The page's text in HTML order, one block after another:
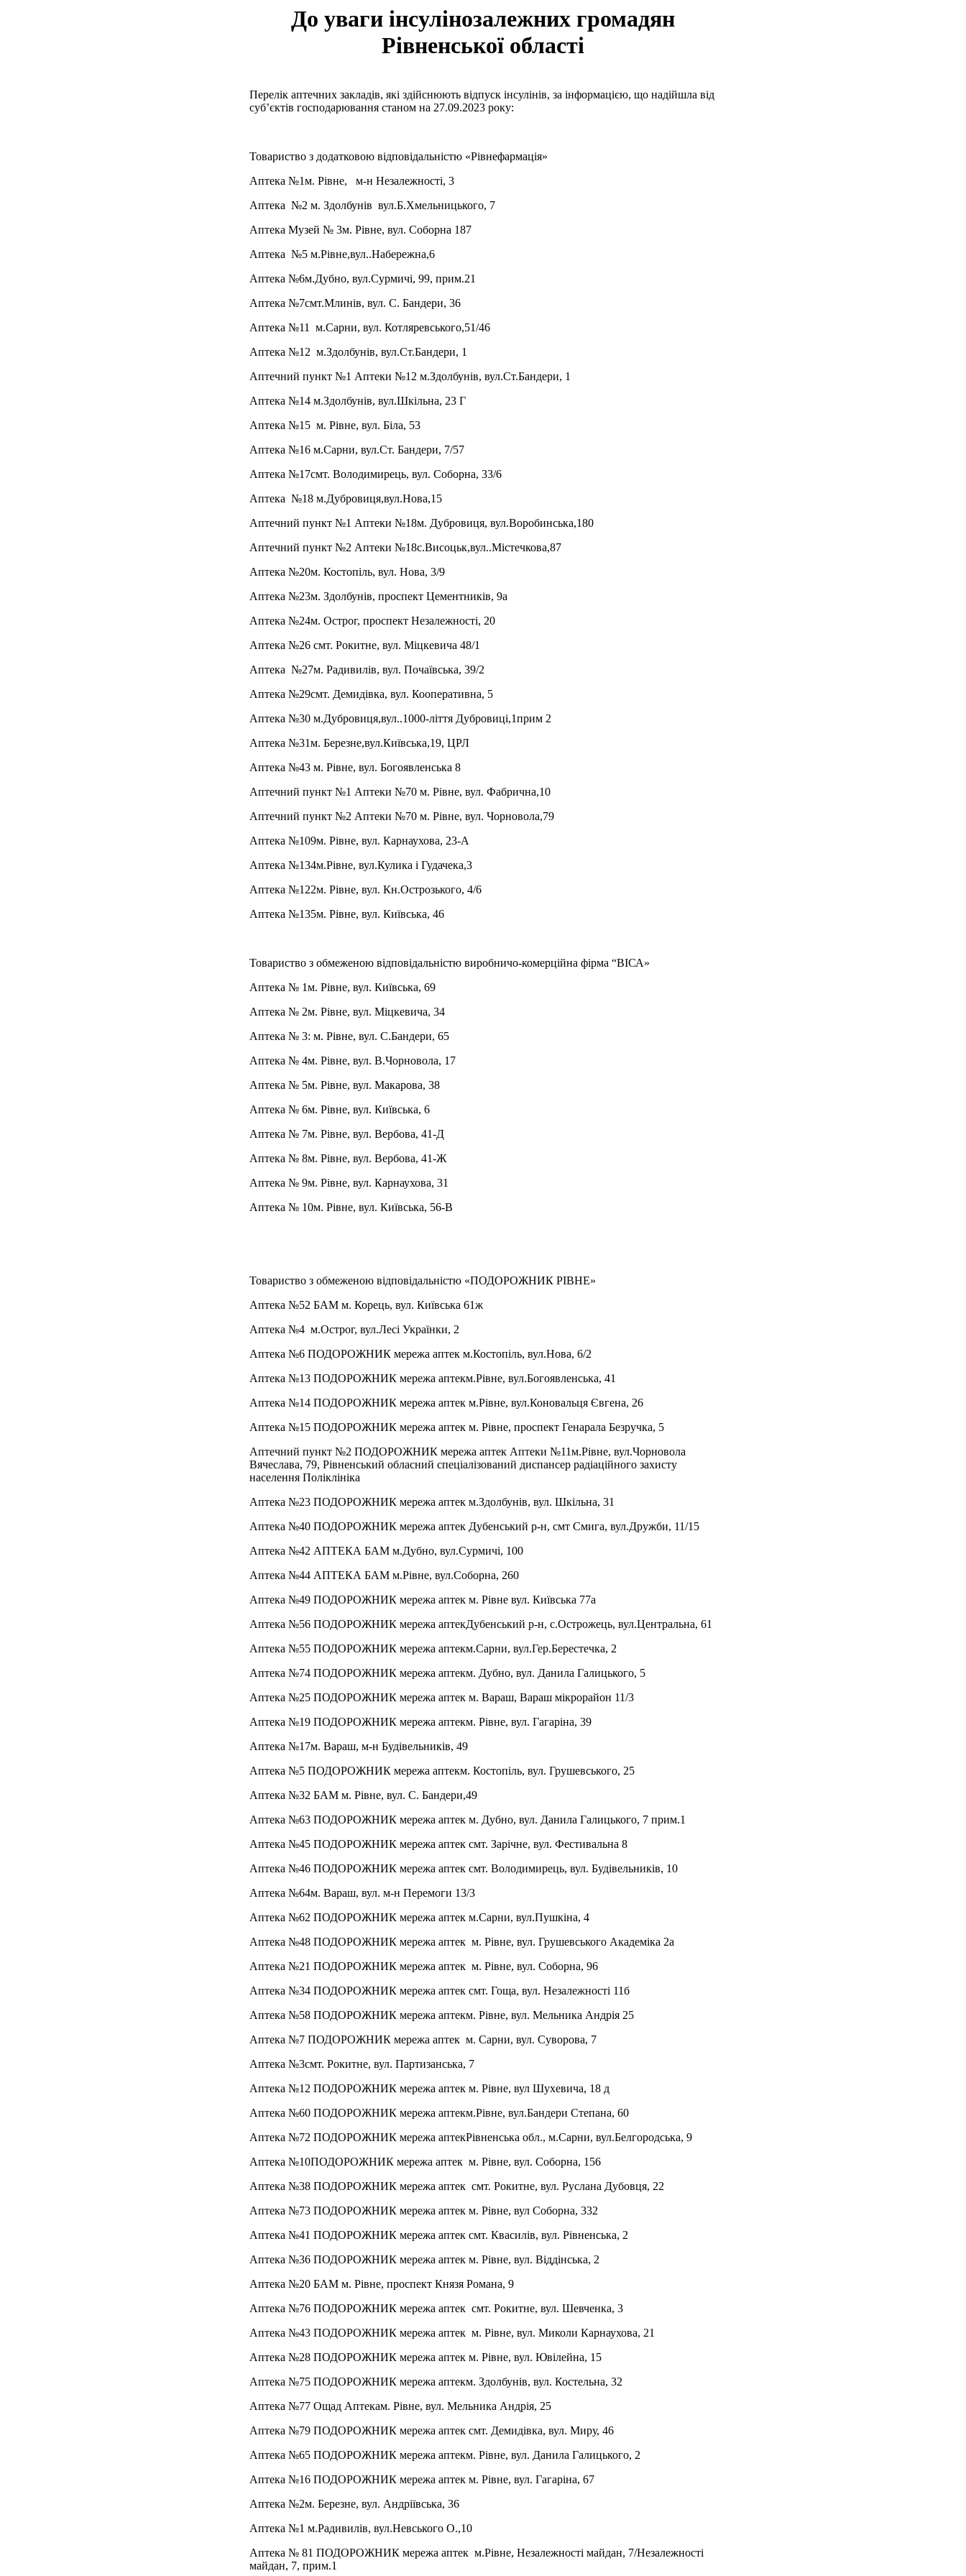
До уваги інсулінозалежних громадян
Рівненської області
Перелік аптечних закладів, які здійснюють відпуск інсулінів, за інформацією, що надійшла від
суб’єктів господарювання станом на 27.09.2023 року:
Товариство з додатковою відповідальністю «Рівнефармація»
Аптека №1м. Рівне, м-н Незалежності, 3
Аптека №2 м. Здолбунів вул.Б.Хмельницького, 7
Аптека Музей № 3м. Рівне, вул. Соборна 187
Аптека №5 м.Рівне,вул..Набережна,6
Аптека №6м.Дубно, вул.Сурмичі, 99, прим.21
Аптека №7смт.Млинів, вул. С. Бандери, 36
Аптека №11 м.Сарни, вул. Котляревського,51/46
Аптека №12 м.Здолбунів, вул.Ст.Бандери, 1
Аптечний пункт №1 Аптеки №12 м.Здолбунів, вул.Ст.Бандери, 1
Аптека №14 м.Здолбунів, вул.Шкільна, 23 Г
Аптека №15 м. Рівне, вул. Біла, 53
Аптека №16 м.Сарни, вул.Ст. Бандери, 7/57
Аптека №17смт. Володимирець, вул. Соборна, 33/6
Аптека №18 м.Дубровиця,вул.Нова,15
Аптечний пункт №1 Аптеки №18м. Дубровиця, вул.Воробинська,180
Аптечний пункт №2 Аптеки №18c.Висоцьк,вул..Містечкова,87
Аптека №20м. Костопіль, вул. Нова, 3/9
Аптека №23м. Здолбунів, проспект Цементників, 9а
Аптека №24м. Острог, проспект Незалежності, 20
Аптека №26 смт. Рокитне, вул. Міцкевича 48/1
Аптека №27м. Радивилів, вул. Почаївська, 39/2
Аптека №29смт. Демидівка, вул. Кооперативна, 5
Аптека №30 м.Дубровиця,вул..1000-ліття Дубровиці,1прим 2
Аптека №31м. Березне,вул.Київська,19, ЦРЛ
Аптека №43 м. Рівне, вул. Богоявленська 8
Аптечний пункт №1 Аптеки №70 м. Рівне, вул. Фабрична,10
Аптечний пункт №2 Аптеки №70 м. Рівне, вул. Чорновола,79
Аптека №109м. Рівне, вул. Карнаухова, 23-А
Аптека №134м.Рівне, вул.Кулика і Гудачека,3
Аптека №122м. Рівне, вул. Кн.Острозького, 4/6
Аптека №135м. Рівне, вул. Київська, 46
Товариство з обмеженою відповідальністю виробничо-комерційна фірма “ВІСА»
Аптека № 1м. Рівне, вул. Київська, 69
Аптека № 2м. Рівне, вул. Міцкевича, 34
Аптека № 3: м. Рівне, вул. С.Бандери, 65
Аптека № 4м. Рівне, вул. В.Чорновола, 17
Аптека № 5м. Рівне, вул. Макарова, 38
Аптека № 6м. Рівне, вул. Київська, 6
Аптека № 7м. Рівне, вул. Вербова, 41-Д
Аптека № 8м. Рівне, вул. Вербова, 41-Ж
Аптека № 9м. Рівне, вул. Карнаухова, 31
Аптека № 10м. Рівне, вул. Київська, 56-В
Товариство з обмеженою відповідальністю «ПОДОРОЖНИК РІВНЕ»
Аптека №52 БАМ м. Корець, вул. Київська 61ж
Аптека №4 м.Острог, вул.Лесі Українки, 2
Аптека №6 ПОДОРОЖНИК мережа аптек м.Костопіль, вул.Нова, 6/2
Аптека №13 ПОДОРОЖНИК мережа аптекм.Рівне, вул.Богоявленська, 41
Аптека №14 ПОДОРОЖНИК мережа аптек м.Рівне, вул.Коновальця Євгена, 26
Аптека №15 ПОДОРОЖНИК мережа аптек м. Рівне, проспект Генарала Безручка, 5
Аптечний пункт №2 ПОДОРОЖНИК мережа аптек Аптеки №11м.Рівне, вул.Чорновола
Вячеслава, 79, Рівненський обласний спеціалізований диспансер радіаційного захисту
населення Поліклініка
Аптека №23 ПОДОРОЖНИК мережа аптек м.Здолбунів, вул. Шкільна, 31
Аптека №40 ПОДОРОЖНИК мережа аптек Дубенський р-н, смт Смига, вул.Дружби, 11/15
Аптека №42 АПТЕКА БАМ м.Дубно, вул.Сурмичі, 100
Аптека №44 АПТЕКА БАМ м.Рівне, вул.Соборна, 260
Аптека №49 ПОДОРОЖНИК мережа аптек м. Рівне вул. Київська 77а
Аптека №56 ПОДОРОЖНИК мережа аптекДубенський р-н, с.Острожець, вул.Центральна, 61
Аптека №55 ПОДОРОЖНИК мережа аптекм.Сарни, вул.Гер.Берестечка, 2
Аптека №74 ПОДОРОЖНИК мережа аптекм. Дубно, вул. Данила Галицького, 5
Аптека №25 ПОДОРОЖНИК мережа аптек м. Вараш, Вараш мікрорайон 11/3
Аптека №19 ПОДОРОЖНИК мережа аптекм. Рівне, вул. Гагаріна, 39
Аптека №17м. Вараш, м-н Будівельників, 49
Аптека №5 ПОДОРОЖНИК мережа аптекм. Костопіль, вул. Грушевського, 25
Аптека №32 БАМ м. Рівне, вул. С. Бандери,49
Аптека №63 ПОДОРОЖНИК мережа аптек м. Дубно, вул. Данила Галицького, 7 прим.1
Аптека №45 ПОДОРОЖНИК мережа аптек смт. Зарічне, вул. Фестивальна 8
Аптека №46 ПОДОРОЖНИК мережа аптек смт. Володимирець, вул. Будівельників, 10
Аптека №64м. Вараш, вул. м-н Перемоги 13/3
Аптека №62 ПОДОРОЖНИК мережа аптек м.Сарни, вул.Пушкіна, 4
Аптека №48 ПОДОРОЖНИК мережа аптек м. Рівне, вул. Грушевського Академіка 2а
Аптека №21 ПОДОРОЖНИК мережа аптек м. Рівне, вул. Соборна, 96
Аптека №34 ПОДОРОЖНИК мережа аптек смт. Гоща, вул. Незалежності 11б
Аптека №58 ПОДОРОЖНИК мережа аптекм. Рівне, вул. Мельника Андрія 25
Аптека №7 ПОДОРОЖНИК мережа аптек м. Сарни, вул. Суворова, 7
Аптека №3смт. Рокитне, вул. Партизанська, 7
Аптека №12 ПОДОРОЖНИК мережа аптек м. Рівне, вул Шухевича, 18 д
Аптека №60 ПОДОРОЖНИК мережа аптекм.Рівне, вул.Бандери Степана, 60
Аптека №72 ПОДОРОЖНИК мережа аптекРівненська обл., м.Сарни, вул.Белгородська, 9
Аптека №10ПОДОРОЖНИК мережа аптек м. Рівне, вул. Соборна, 156
Аптека №38 ПОДОРОЖНИК мережа аптек смт. Рокитне, вул. Руслана Дубовця, 22
Аптека №73 ПОДОРОЖНИК мережа аптек м. Рівне, вул Соборна, 332
Аптека №41 ПОДОРОЖНИК мережа аптек смт. Квасилів, вул. Рівненська, 2
Аптека №36 ПОДОРОЖНИК мережа аптек м. Рівне, вул. Віддінська, 2
Аптека №20 БАМ м. Рівне, проспект Князя Романа, 9
Аптека №76 ПОДОРОЖНИК мережа аптек смт. Рокитне, вул. Шевченка, 3
Аптека №43 ПОДОРОЖНИК мережа аптек м. Рівне, вул. Миколи Карнаухова, 21
Аптека №28 ПОДОРОЖНИК мережа аптек м. Рівне, вул. Ювілейна, 15
Аптека №75 ПОДОРОЖНИК мережа аптекм. Здолбунів, вул. Костельна, 32
Аптека №77 Ощад Аптекам. Рівне, вул. Мельника Андрія, 25
Аптека №79 ПОДОРОЖНИК мережа аптек смт. Демидівка, вул. Миру, 46
Аптека №65 ПОДОРОЖНИК мережа аптекм. Рівне, вул. Данила Галицького, 2
Аптека №16 ПОДОРОЖНИК мережа аптек м. Рівне, вул. Гагаріна, 67
Аптека №2м. Березне, вул. Андріївська, 36
Аптека №1 м.Радивилів, вул.Невського О.,10
Аптека № 81 ПОДОРОЖНИК мережа аптек м.Рівне, Незалежності майдан, 7/Незалежності
майдан, 7, прим.1